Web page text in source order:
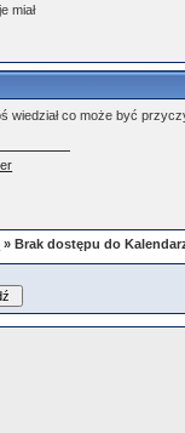
miał
wiedział co może być
» Brak dostępu do